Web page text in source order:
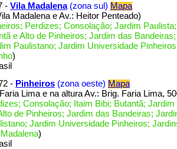
- Vila Madalena (zona sul) Mapa
Madalena e Av.: Heitor Penteado)
Perdizes; Consolação; Jardim
e Alto de Pinheiros; Jardim das Bandeiras;
Paulistano; Jardim Universidade
)
- Pinheiros (zona oeste) Mapa
Faria Lima e na altura Av.: Brig. Faria Lima,
Consolação; Itaim Bibi; Butantã; Jardim
de Pinheiros; Jardim das Bandeiras;
Jardim Universidade Pinheiros;
)